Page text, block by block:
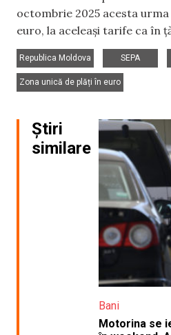
octombrie 2025 acesta
euro, la aceleași tarife ca în
Republica Moldova
SEPA
Zona unică de plăți în euro
Știri
similare
Bani
Motorina se